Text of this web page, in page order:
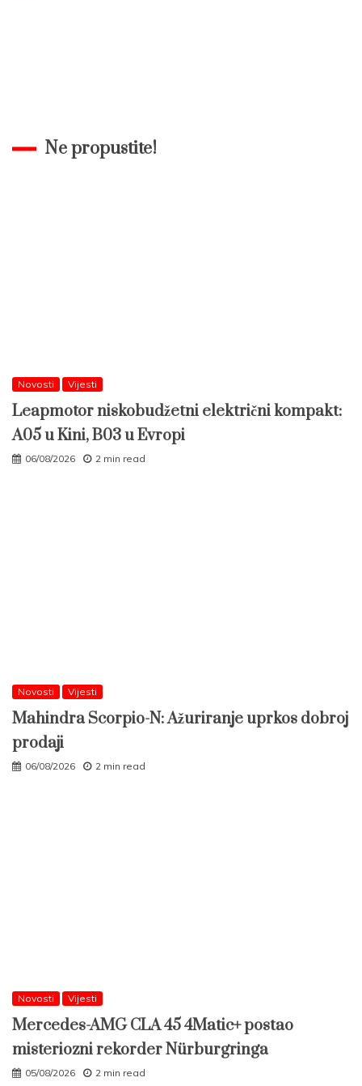
Ne propustite!
Novosti Vijesti
Leapmotor niskobudžetni električni kompakt:
A05 u Kini, B03 u Evropi
06/08/2026 2 min read
Novosti Vijesti
Mahindra Scorpio-N: Ažuriranje uprkos dobroj
prodaji
06/08/2026 2 min read
Novosti Vijesti
Mercedes-AMG CLA 45 4Matic+ postao
misteriozni rekorder Nürburgringa
05/08/2026 2 min read